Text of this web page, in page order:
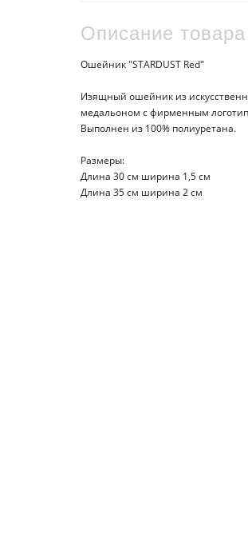
Описание товара
Ошейник "STARDUST Red"
Изящный ошейник из
медальоном с фирменным
Выполнен из 100% полиуретана.
Размеры:
Длина 30 см ширина 1,5 см
Длина 35 см ширина 2 см